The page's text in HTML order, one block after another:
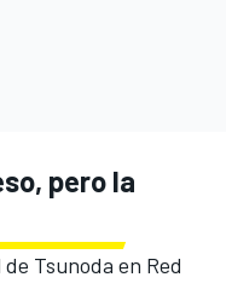
pero la
Tsunoda en Red